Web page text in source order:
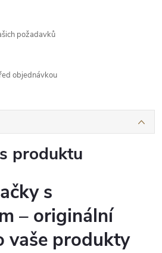
požadavků
objednávkou
produktu
s
– originální
vaše produkty